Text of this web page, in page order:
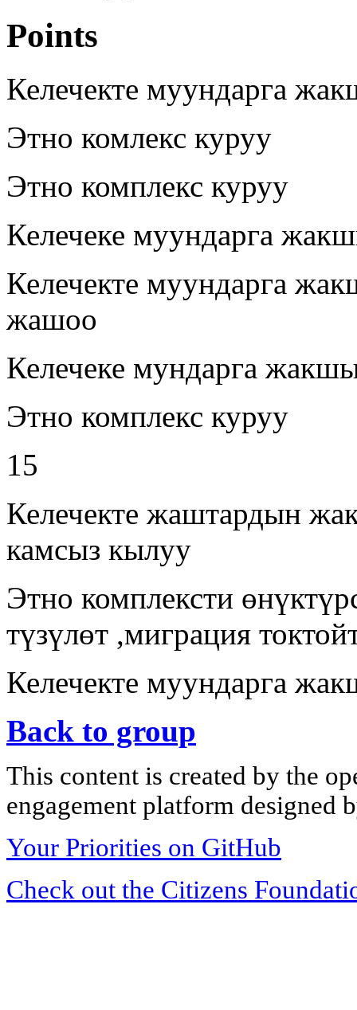
Points
Келечекте муундарга
Этно комлекс куруу
Этно комплекс куруу
Келечеке муундарга
Келечекте муундарга
жашоо
Келечеке мундарга
Этно комплекс куруу
15
Келечекте жаштардын
камсыз кылуу
Этно комплексти
түзүлөт ,миграция
Келечекте муундарга
Back to group
This content is created by the
engagement platform designed
Your Priorities on GitHub
Check out the Citizens